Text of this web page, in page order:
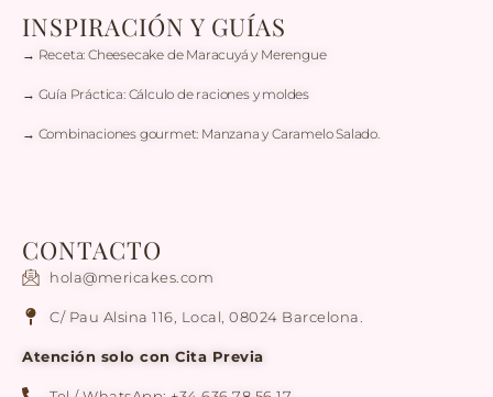
INSPIRACIÓN Y GUÍAS
→ Receta: Cheesecake de Maracuyá y Merengue
→ Guía Práctica: Cálculo de raciones y moldes
→ Combinaciones gourmet: Manzana y Caramelo Salado.
CONTACTO
hola@mericakes.com
C/ Pau Alsina 116, Local, 08024 Barcelona.
Atención solo con Cita Previa